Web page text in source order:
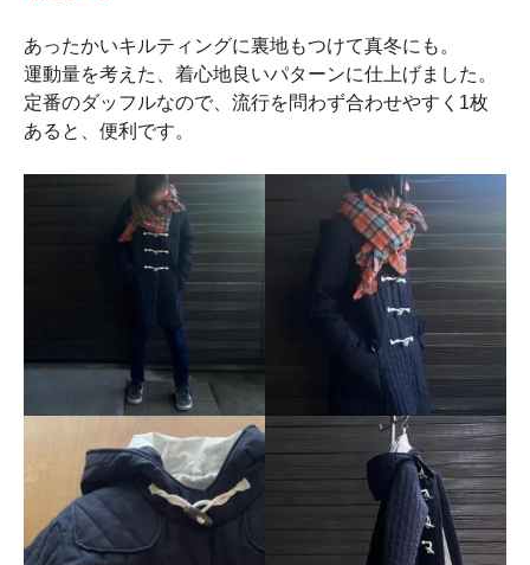
あったかいキルティングに裏地もつけて真冬にも。
運動量を考えた、着心地良いパターンに仕上げました。
定番のダッフルなので、流行を問わず合わせやすく1枚
あると、便利です。